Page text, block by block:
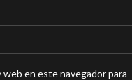
en este navegador para